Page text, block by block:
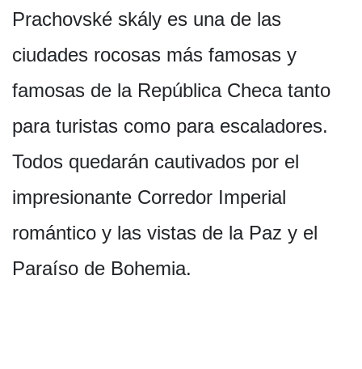
Prachovské skály es una de las
ciudades rocosas más famosas y
famosas de la República Checa tanto
para turistas como para escaladores.
Todos quedarán cautivados por el
impresionante Corredor Imperial
romántico y las vistas de la Paz y el
Paraíso de Bohemia.